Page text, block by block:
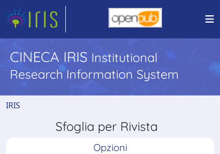
CINECA IRIS Institutional
Research Information System
IRIS
Sfoglia per Rivista
Opzioni